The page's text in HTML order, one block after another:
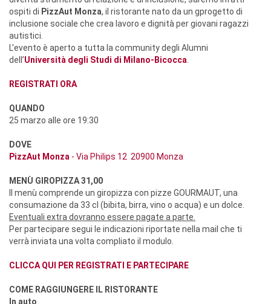
ospiti di PizzAut Monza, il ristorante nato da un gprogetto di
inclusione sociale che crea lavoro e dignità per giovani ragazzi
autistici.
L'evento è aperto a tutta la community degli Alumni
dell’Università degli Studi di Milano-Bicocca.
REGISTRATI ORA
QUANDO
25 marzo alle ore 19:30
DOVE
PizzAut Monza - Via Philips 12 20900 Monza
MEN Ù GIROPIZZA 31,00
Il menù comprende un giropizza con pizze GOURMAUT, una
consumazione da 33 cl (bibita, birra, vino o acqua) e un dolce.
Eventuali extra dovranno essere pagate a parte.
Per partecipare segui le indicazioni riportate nella mail che ti
verrà inviata una volta compliato il modulo.
CLICCA QUI PER REGISTRATI E PARTECIPARE
COME RAGGIUNGERE IL RISTORANTE
In auto